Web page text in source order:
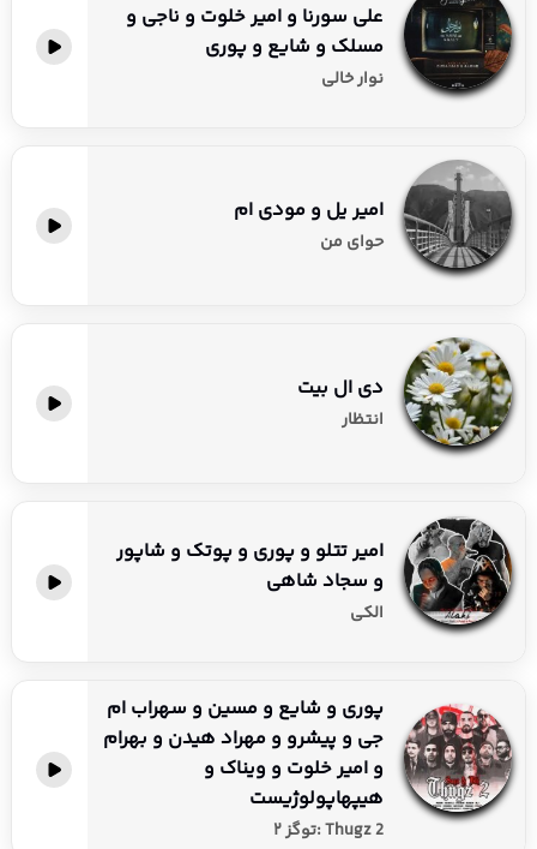
علی سورنا و امیر خلوت و ناجی و
مسلک و شایع و پوری
نوار خالی
امیر یل و مودی ام
حوای من
دی ال بیت
انتظار
امیر تتلو و پوری و پوتک و شاپور
و سجاد شاهی
الکی
پوری و شایع و مسین و سهراب ام
جی و پیشرو و مهراد هیدن و بهرام
و امیر خلوت و ویناک و
هیپهاپولوژیست
Thugz 2 :توگز ۲